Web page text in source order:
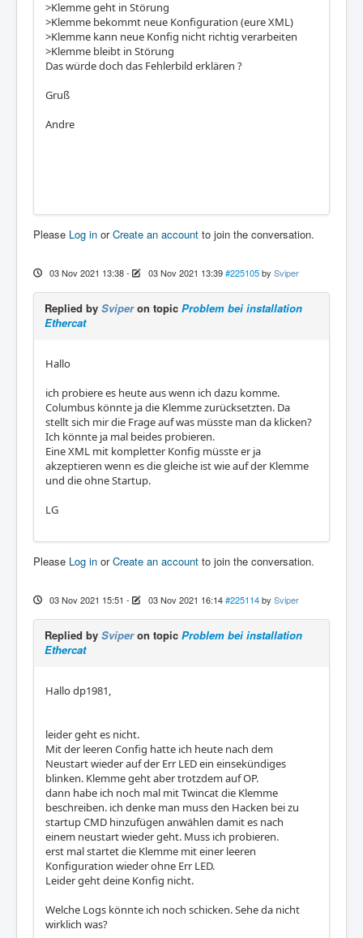
>Klemme geht in Störung
>Klemme bekommt neue Konfiguration (eure XML)
>Klemme kann neue Konfig nicht richtig verarbeiten
>Klemme bleibt in Störung
Das würde doch das Fehlerbild erklären ?
Gruß
Andre
Please Log in orCreate an account to join the conversation.
03 Nov 2021 13:38- 03 Nov 2021 13:39 #225105 by Sviper
Replied by Sviperon topic Problem bei installation
Ethercat
Hallo
ich probiere es heute aus wenn ich dazu komme.
Columbus könnte ja die Klemme zurücksetzten. Da
stellt sich mir die Frage auf was müsste man da klicken?
Ich könnte ja mal beides probieren.
Eine XML mit kompletter Konfig müsste er ja
akzeptieren wenn es die gleiche ist wie auf der Klemme
und die ohne Startup.
LG
Please Log in orCreate an account to join the conversation.
03 Nov 2021 15:51 - 03 Nov 2021 16:14 #225114 by Sviper
Replied by Sviperon topic Problem bei installation
Ethercat
Hallo dp1981,
leider geht es nicht.
Mit der leeren Config hatte ich heute nach dem
Neustart wieder auf der Err LED ein einsekündiges
blinken. Klemme geht aber trotzdem auf OP.
dann habe ich noch mal mit Twincat die Klemme
beschreiben. ich denke man muss den Hacken bei zu
startup CMD hinzufügen anwählen damit es nach
einem neustart wieder geht. Muss ich probieren.
erst mal startet die Klemme mit einer leeren
Konfiguration wieder ohne Err LED.
Leider geht deine Konfig nicht.
Welche Logs könnte ich noch schicken. Sehe da nicht
wirklich was?